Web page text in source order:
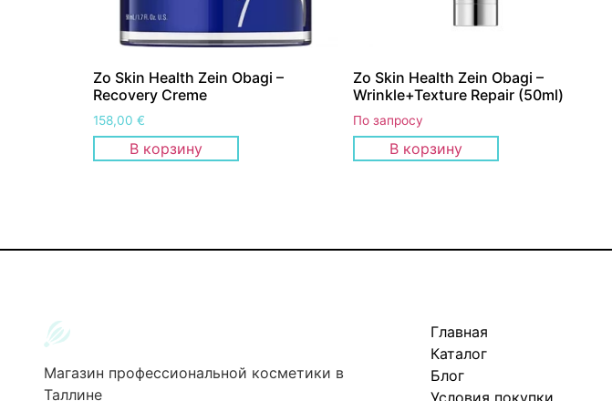
Zo Skin Health Zein Obagi –
Recovery Creme
158,00 €
В корзину
Zo Skin Health Zein Obagi –
Wrinkle+Texture Repair (50ml)
По запросу
В корзину
Магазин профессиональной косметики в
Таллине
Главная
Каталог
Блог
Условия покупки